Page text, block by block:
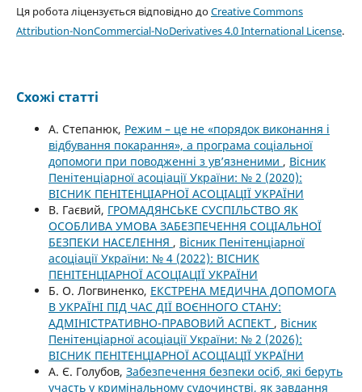
Ця робота ліцензується відповідно доCreative Commons
Attribution-NonCommercial-NoDerivatives 4.0 International License.
Схожі статті
А. Степанюк, Режим – це не «порядок виконання і
відбування покарання», а програма соціальної
допомоги при поводженні з ув’язненими , Вісник
Пенітенціарної асоціації України: № 2 (2020):
ВІСНИК ПЕНІТЕНЦІАРНОЇ АСОЦІАЦІЇ УКРАЇНИ
В. Гаєвий, ГРОМАДЯНСЬКЕ СУСПІЛЬСТВО ЯК
ОСОБЛИВА УМОВА ЗАБЕЗПЕЧЕННЯ СОЦІАЛЬНОЇ
БЕЗПЕКИ НАСЕЛЕННЯ , Вісник Пенітенціарної
асоціації України: № 4 (2022): ВІСНИК
ПЕНІТЕНЦІАРНОЇ АСОЦІАЦІЇ УКРАЇНИ
Б. О. Логвиненко, ЕКСТРЕНА МЕДИЧНА ДОПОМОГА
В УКРАЇНІ ПІД ЧАС ДІЇ ВОЄННОГО СТАНУ:
АДМІНІСТРАТИВНО-ПРАВОВИЙ АСПЕКТ , Вісник
Пенітенціарної асоціації України: № 2 (2026):
ВІСНИК ПЕНІТЕНЦІАРНОЇ АСОЦІАЦІЇ УКРАЇНИ
А. Є. Голубов, Забезпечення безпеки осіб, які беруть
участь у кримінальному судочинстві, як завдання